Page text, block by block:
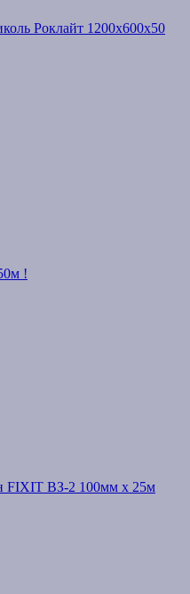
Роклайт 1200х600х50
!
FIXIT ВЗ-2 100мм х 25м